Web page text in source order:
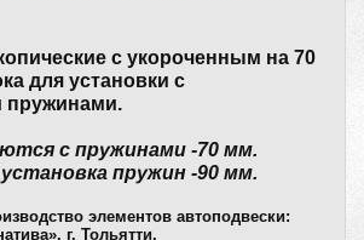
с укороченным на 70
для установки с
пружинами.
с пружинами -70 мм.
пружин -90 мм.
элементов автоподвески:
г. Тольятти.